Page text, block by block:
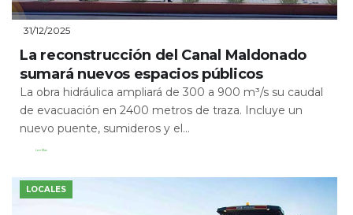
31/12/2025
La reconstrucción del Canal Maldonado
sumará nuevos espacios públicos
La obra hidráulica ampliará de 300 a 900 m³/s su caudal
de evacuación en 2400 metros de traza. Incluye un
nuevo puente, sumideros y el...
Leer Más
LOCALES